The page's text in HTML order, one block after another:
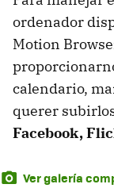
ordenador
Motion
calendario,
querer
Facebook,
Ver galería